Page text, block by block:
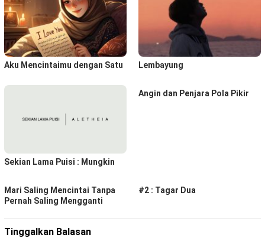
Aku Mencintaimu dengan Satu Lembayung
Sekian Lama Puisi : Mungkin
Angin dan Penjara Pola Pikir
Mari Saling Mencintai Tanpa
Pernah Saling Mengganti
#2 : Tagar Dua
Tinggalkan Balasan